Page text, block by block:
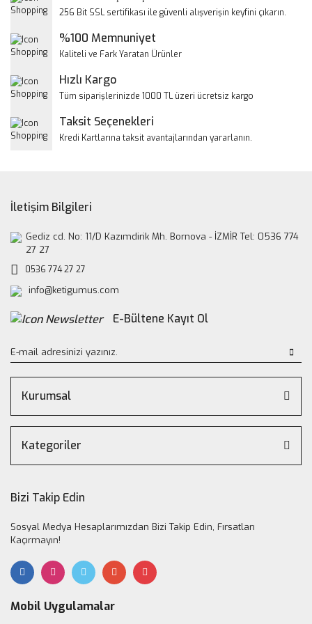
Ürün resmi kalitesiz, bozuk veya görüntülenemiyor.
Ürün bilgilerinde hatalar bulunuyor.
Bu ürüne benzer farklı alternatifler olmalı.
256 Bit SSL sertifikası ile güvenli alışverişin keyfini çıkarın.
%100 Memnuniyet
Kaliteli ve Fark Yaratan Ürünler
Hızlı Kargo
Tüm siparişlerinizde 1000 TL üzeri ücretsiz kargo
Taksit Seçenekleri
Kredi Kartlarına taksit avantajlarından yararlanın.
İletişim Bilgileri
Gediz cd. No: 11/D Kazımdirik Mh. Bornova - İZMİR Tel: 0536 774
27 27
0536 774 27 27
info@ketigumus.com
E-Bültene Kayıt Ol
Kurumsal
Kategoriler
Bizi Takip Edin
Sosyal Medya Hesaplarımızdan Bizi Takip Edin, Fırsatları
Kaçırmayın!
Mobil Uygulamalar